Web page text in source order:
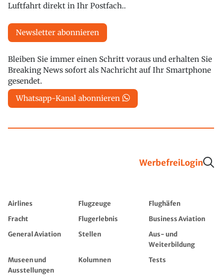
Luftfahrt direkt in Ihr Postfach..
Newsletter abonnieren
Bleiben Sie immer einen Schritt voraus und erhalten Sie
Breaking News sofort als Nachricht auf Ihr Smartphone
gesendet.
Whatsapp-Kanal abonnieren
WerbefreiLogin
Airlines Flugzeuge
Flughäfen
Fracht
Flugerlebnis
Business Aviation
General Aviation
Stellen
Aus- und
Weiterbildung
Museen und
Ausstellungen
Kolumnen Tests